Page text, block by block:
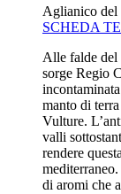
Aglianico del
SCHEDA
Alle falde del
sorge Regio
manto di
Vulture.
valli
rendere
di aromi che